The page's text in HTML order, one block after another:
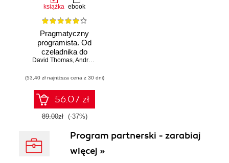
książka ebook
Pragmatyczny
programista. Od
czeladnika do
mistrza. Wydanie II
David Thomas,Andrew Hunt
(53,40 zł najniższa cena z 30 dni)
56.07 zł
89.00zł (-37%)
Program partnerski - zarabiaj
więcej »